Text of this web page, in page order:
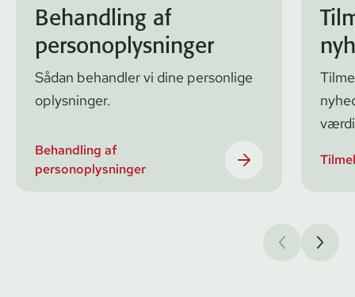
Behandling af
personoplysninger
Sådan behandler vi dine personlige
oplysninger.
Behandling af
personoplysninger